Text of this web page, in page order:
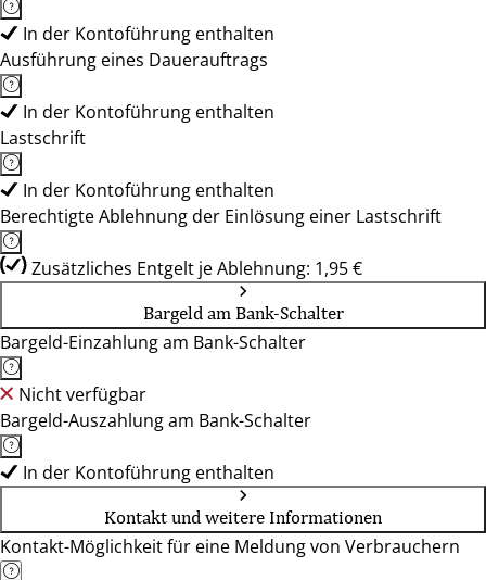
In der Kontoführung enthalten
Ausführung eines Dauerauftrags
In der Kontoführung enthalten
Lastschrift
In der Kontoführung enthalten
Berechtigte Ablehnung der Einlösung einer Lastschrift
Zusätzliches Entgelt je Ablehnung: 1,95 €
Bargeld am Bank-Schalter
Bargeld-Einzahlung am Bank-Schalter
Nicht verfügbar
Bargeld-Auszahlung am Bank-Schalter
In der Kontoführung enthalten
Kontakt und weitere Informationen
Kontakt-Möglichkeit für eine Meldung von Verbrauchern